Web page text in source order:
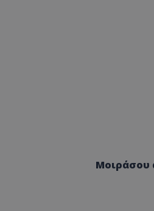
Μοιράσου